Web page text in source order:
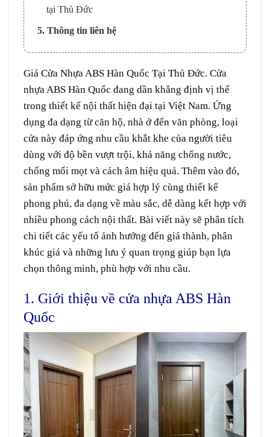
tại Thủ Đức
5. Thông tin liên hệ
Giá Cửa Nhựa ABS Hàn Quốc Tại Thủ Đức. Cửa
nhựa ABS Hàn Quốc đang dần khẳng định vị thế
trong thiết kế nội thất hiện đại tại Việt Nam. Ứng
dụng đa dạng từ căn hộ, nhà ở đến văn phòng, loại
cửa này đáp ứng nhu cầu khắt khe của người tiêu
dùng với độ bền vượt trội, khả năng chống nước,
chống mối mọt và cách âm hiệu quả. Thêm vào đó,
sản phẩm sở hữu mức giá hợp lý cùng thiết kế
phong phú, đa dạng về màu sắc, dễ dàng kết hợp với
nhiều phong cách nội thất. Bài viết này sẽ phân tích
chi tiết các yếu tố ảnh hưởng đến giá thành, phân
khúc giá và những lưu ý quan trọng giúp bạn lựa
chọn thông minh, phù hợp với nhu cầu.
1. Giới thiệu về cửa nhựa ABS Hàn
Quốc